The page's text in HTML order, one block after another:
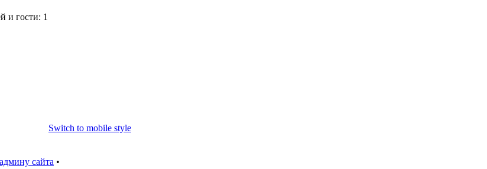
и гости: 1
Switch to mobile style
сайта •